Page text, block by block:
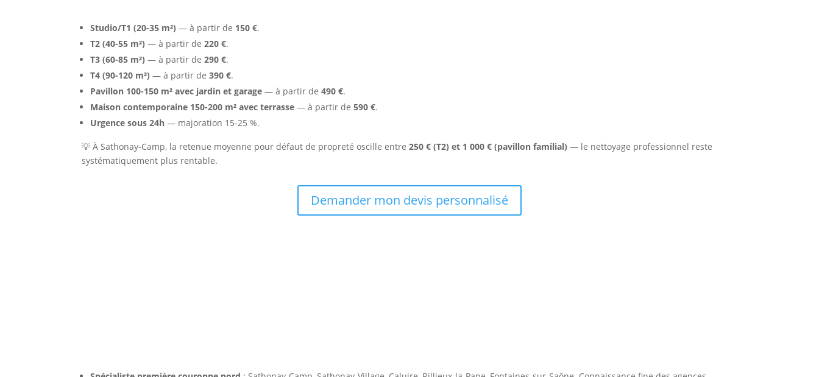
Studio/T1 (20-35 m²) — à partir de 150 €.
T2 (40-55 m²) — à partir de220 €.
T3 (60-85 m²) — à partir de290 €.
T4 (90-120 m²) — à partir de390 €.
Pavillon 100-150 m² avec jardin et garage — à partir de490 €.
Maison contemporaine 150-200 m² avec terrasse — à partir de590 €.
Urgence sous 24h — majoration 15-25 %.
💡 À Sathonay-Camp, la retenue moyenne pour défaut de propreté oscille entre250 € (T2) et 1 000 € (pavillon familial) — le nettoyage professionnel reste
systématiquement plus rentable.
Demander mon devis personnalisé